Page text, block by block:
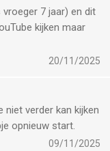
7 jaar) en dit
kijken maar
20/11/2025
niet verder kan kijken
opnieuw start.
09/11/2025